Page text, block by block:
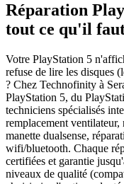
Réparation
tout ce qu'il
Votre PlayStation 5
refuse de lire les disques
? Chez Technofinity à
PlayStation 5, du
techniciens spécialisés
remplacement
manette dualsense,
wifi/bluetooth. Chaque
certifiées et garantie
niveaux de qualité